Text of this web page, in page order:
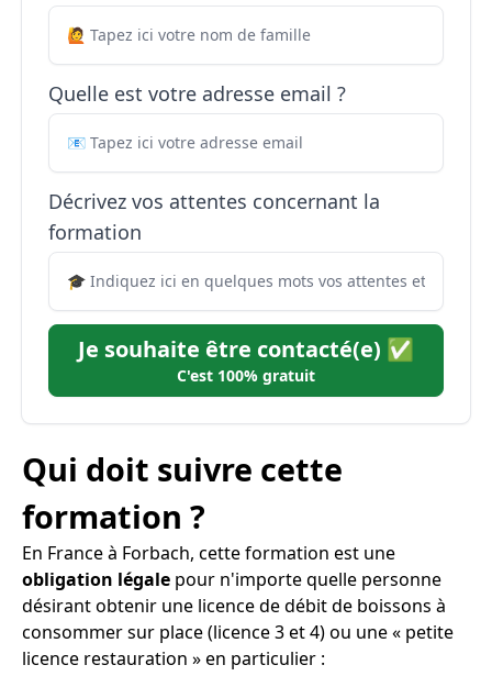
Quelle est votre adresse email ?
Décrivez vos attentes concernant la
formation
Je souhaite être contacté(e) ✅
C'est 100% gratuit
Qui doit suivre cette
formation ?
En France à Forbach, cette formation est une
obligation légale pour n'importe quelle personne
désirant obtenir une licence de débit de boissons à
consommer sur place (licence 3 et 4) ou une « petite
licence restauration » en particulier :